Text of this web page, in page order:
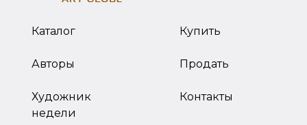
Каталог
Авторы
Художник
недели
Купить
Продать
Контакты